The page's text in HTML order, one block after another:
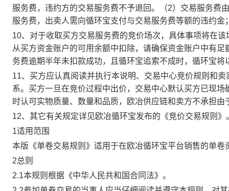
服务费，违约方的交易服务费不予退回。（2）交易服务费
服务费，出卖人需向循环宝支付与交易服务费等额的违约
10、对于收取买方交易服务费的竞价场次，具体事项将在
从买方资金账户的可用余额中扣除，请确保资金账户中有
务费逾期半年未扣款成功，且循环宝追索不成时，循环宝将
11、买方应认真阅读并执行本说明、交易中心竞价规则和
系。买方一旦在竞价过程中出价，交易中心默认买方已现
时认可实物质量、数量和品质，欧冶供应链和卖方不承担由
12、其它有关规定详见欧冶循环宝发布的《竞价交易规则》
1适用范围
本版《单卷交易规则》适用于在欧冶循环宝平台销售的单卷
2总则
2.1本规则根据《中华人民共和国合同法》。